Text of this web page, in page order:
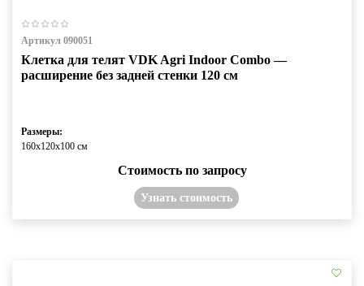
Артикул 090051
Клетка для телят VDK Agri Indoor Combo —
расширение без задней стенки 120 см
Размеры:
160х120х100 см
Стоимость по запросу
Узнать стоимость